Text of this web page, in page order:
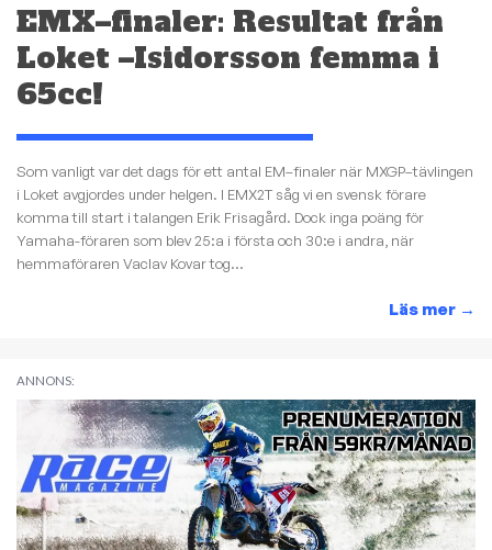
EMX–finaler: Resultat från
Loket –Isidorsson femma i
65cc!
Som vanligt var det dags för ett antal EM–finaler när MXGP–tävlingen
i Loket avgjordes under helgen. I EMX2T såg vi en svensk förare
komma till start i talangen Erik Frisagård. Dock inga poäng för
Yamaha-föraren som blev 25:a i första och 30:e i andra, när
hemmaföraren Vaclav Kovar tog...
Läs mer →
ANNONS: